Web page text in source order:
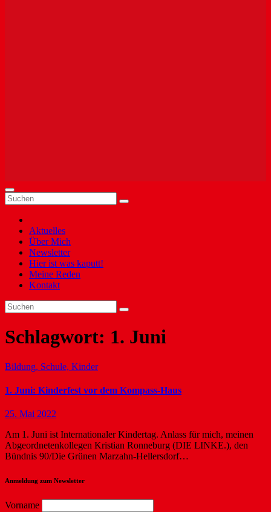
Aktuelles
Über Mich
Newsletter
Hier ist was kaputt!
Meine Reden
Kontakt
Schlagwort: 1. Juni
Bildung, Schule, Kinder
1. Juni: Kinderfest vor dem Kompass-Haus
25. Mai 2022
Am 1. Juni ist Internationaler Kindertag. Anlass für mich, meinen
Abgeordnetenkollegen Kristian Ronneburg (DIE LINKE.), den
Bündnis 90/Die Grünen Marzahn-Hellersdorf…
Anmeldung zum Newsletter
Vorname